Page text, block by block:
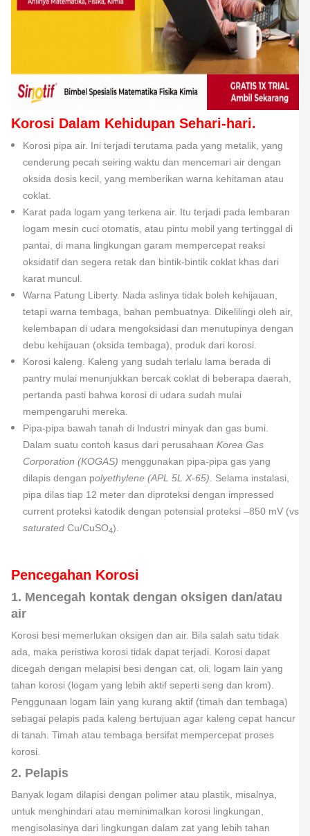
Korosi Dalam Kehidupan Sehari-hari.
Korosi pipa air. Ini terjadi terutama pada yang metalik, yang
cenderung pecah seiring waktu dan mencemari air dengan
oksida dosis kecil, yang memberikan warna kehitaman atau
coklat.
Karat pada logam yang terkena air. Itu terjadi pada lembaran
logam mesin cuci otomatis, atau pintu mobil yang tertinggal di
pantai, di mana lingkungan garam mempercepat reaksi
oksidatif dan segera retak dan bintik-bintik coklat khas dari
karat muncul.
Warna Patung Liberty. Nada aslinya tidak boleh kehijauan,
tetapi warna tembaga, bahan pembuatnya. Dikelilingi oleh air,
kelembapan di udara mengoksidasi dan menutupinya dengan
debu kehijauan (oksida tembaga), produk dari korosi.
Korosi kaleng. Kaleng yang sudah terlalu lama berada di
pantry mulai menunjukkan bercak coklat di beberapa daerah,
pertanda pasti bahwa korosi di udara sudah mulai
mempengaruhi mereka.
Pipa-pipa bawah tanah di Industri minyak dan gas bumi.
Dalam suatu contoh kasus dari perusahaan Korea Gas
Corporation (KOGAS) menggunakan pipa-pipa gas yang
dilapis dengan polyethylene (APL 5L X-65) . Selama instalasi,
pipa dilas tiap 12 meter dan diproteksi dengan impressed
current proteksi katodik dengan potensial proteksi –850 mV (vs
saturatedCu/CuSO4).
Pencegahan Korosi
1. Mencegah kontak dengan oksigen dan/atau
air
Korosi besi memerlukan oksigen dan air. Bila salah satu tidak
ada, maka peristiwa korosi tidak dapat terjadi. Korosi dapat
dicegah dengan melapisi besi dengan cat, oli, logam lain yang
tahan korosi (logam yang lebih aktif seperti seng dan krom).
Penggunaan logam lain yang kurang aktif (timah dan tembaga)
sebagai pelapis pada kaleng bertujuan agar kaleng cepat hancur
di tanah. Timah atau tembaga bersifat mempercepat proses
korosi.
2. Pelapis
Banyak logam dilapisi dengan polimer atau plastik, misalnya,
untuk menghindari atau meminimalkan korosi lingkungan,
mengisolasinya dari lingkungan dalam zat yang lebih tahan